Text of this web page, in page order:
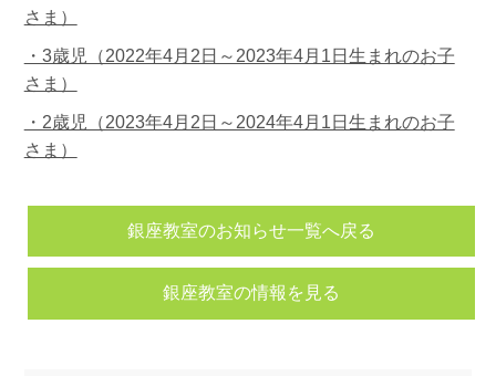
さま）
・3歳児（2022年4月2日～2023年4月1日生まれのお子
さま）
・2歳児（2023年4月2日～2024年4月1日生まれのお子
さま）
銀座教室のお知らせ一覧へ戻る
銀座教室の情報を見る